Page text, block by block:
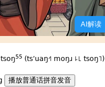
AI解读
tsoŋ55 (tsʻuaŋ˧˥ moŋɹ ꜕꜖ tsoŋ˥)
播放普通话拼音发音